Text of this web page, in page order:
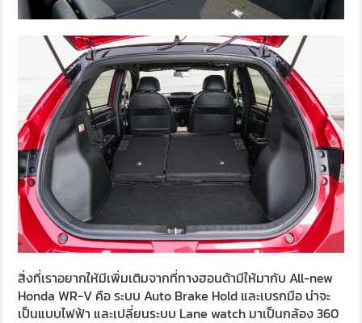
สิ่งที่เราอยากให้มีเพิ่มเติมจากที่ทางฮอนด้ามีให้มากับ All-new
Honda WR-V คือ ระบบ Auto Brake Hold และเบรกมือ น่าจะ
เป็นแบบไฟฟ้า และเปลี่ยนระบบ Lane watch มาเป็นกล้อง 360